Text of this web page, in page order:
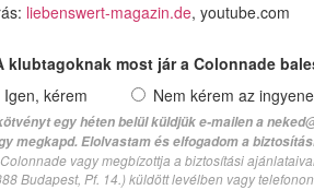
liebenswert-magazin.de, youtube.com
klubtagoknak most jár a Colonnade
Igen, kérem
Nem kérem az
egy héten belül küldjük e-mailen a
megkapd. Elolvastam és elfogadom a
vagy megbízottja a biztosítási
Budapest, Pf. 14.) küldött levélben vagy